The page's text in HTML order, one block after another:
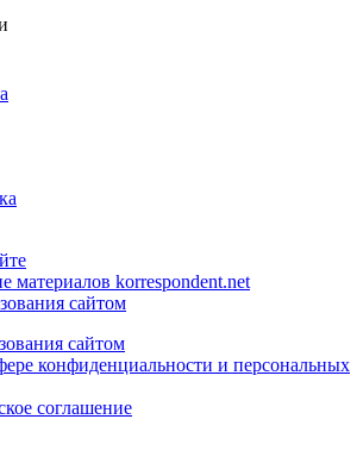
материалов korrespondent.net
сайтом
сайтом
конфиденциальности и персональных
соглашение